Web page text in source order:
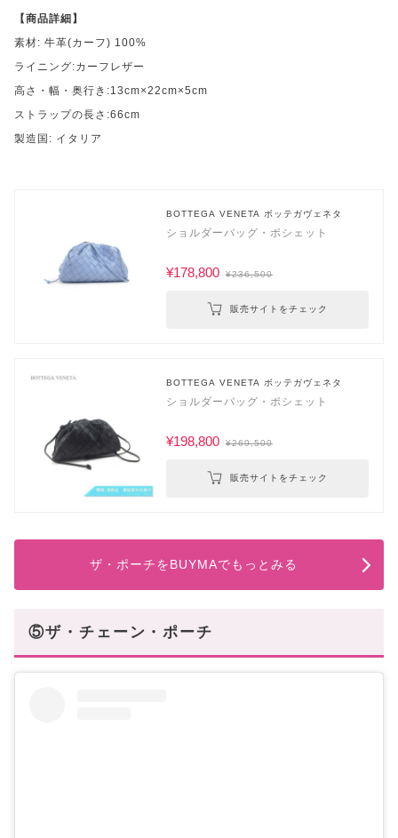
【商品詳細】
素材: 牛革(カーフ) 100%
ライニング:カーフレザー
高さ・幅・奥行き:13cm×22cm×5cm
ストラップの長さ:66cm
製造国: イタリア
BOTTEGA VENETA ボッテガヴェネタ
ショルダーバッグ・ポシェット
¥178,800 ¥236,500
販売サイトをチェック
BOTTEGA VENETA ボッテガヴェネタ
ショルダーバッグ・ポシェット
¥198,800 ¥269,500
販売サイトをチェック
ザ・ポーチをBUYMAでもっとみる
⑤ザ・チェーン・ポーチ